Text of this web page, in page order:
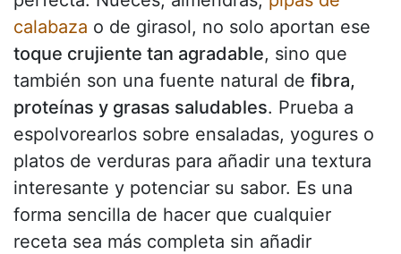
calabaza o de girasol, no solo aportan ese
toque crujiente tan agradable, sino que
también son una fuente natural de fibra,
proteínas y grasas saludables. Prueba a
espolvorearlos sobre ensaladas, yogures o
platos de verduras para añadir una textura
interesante y potenciar su sabor. Es una
forma sencilla de hacer que cualquier
receta sea más completa sin añadir